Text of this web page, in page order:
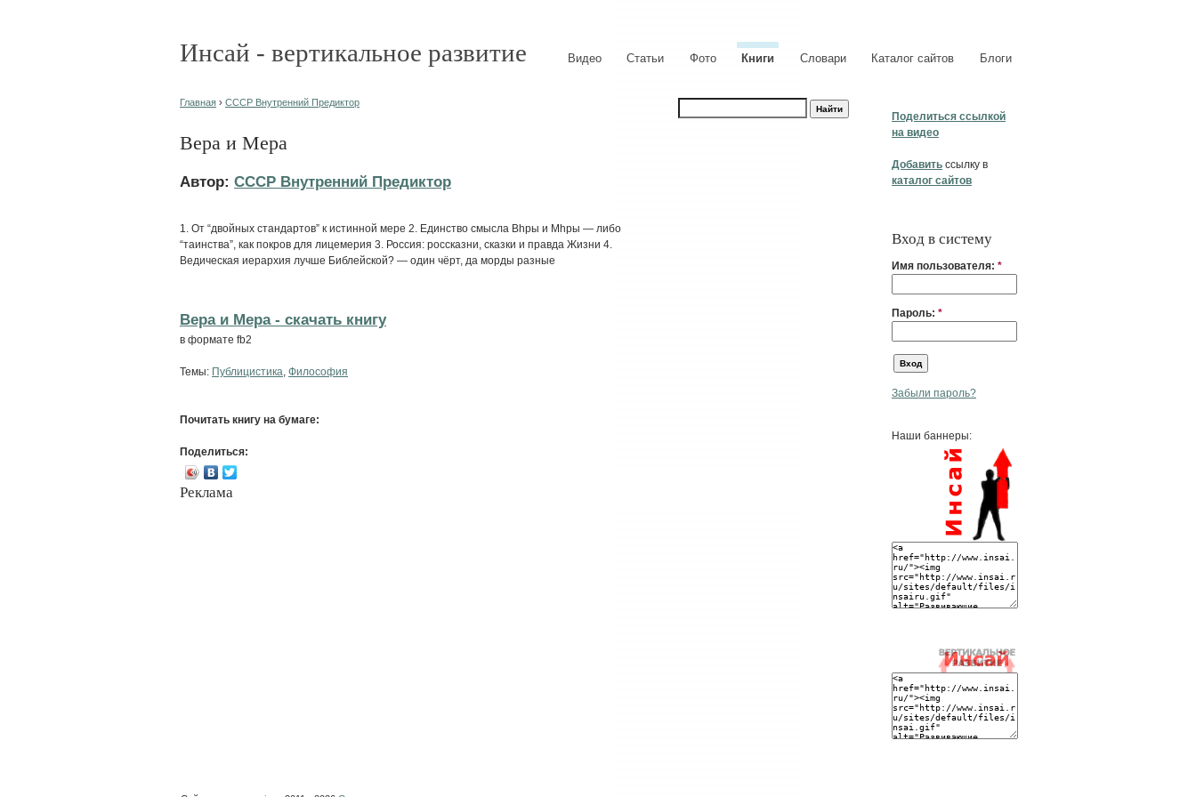
Инсай - вертикальное развитие Видео Статьи Фото Книги Словари Каталог сайтов Блоги
Поделиться ссылкой
на видео
Добавить ссылку в
каталог сайтов
Вход в систему
Имя пользователя: *
Пароль: *
Забыли пароль?
Наши баннеры:
Главная › СССР Внутренний Предиктор
Вера и Мера
Автор: СССР Внутренний Предиктор
1. От “двойных стандартов” к истинной мере 2. Единство смысла Вhры и Мhры — либо
“таинства”, как покров для лицемерия 3. Россия: россказни, сказки и правда Жизни 4.
Ведическая иерархия лучше Библейской? — один чёрт, да морды разные
Вера и Мера - cкачать книгу
в формате fb2
Темы: Публицистика Философия
Почитать книгу на бумаге:
Поделиться:
Реклама